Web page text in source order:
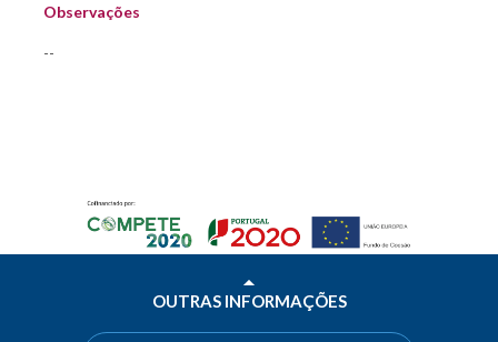
Observações
--
OUTRAS INFORMAÇÕES